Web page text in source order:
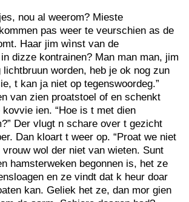
nou al weerom? Mieste
pas weer te veurschien as de
Haar jim wìnst van de
dizze kontrainen? Man man man, jim
worden, heb je ok nog zun
t kan ja niet op tegenswoordeg.”
van zien proatstoel of en schenkt
ien. “Hoe is t met dien
Der vlugt n schare over t gezicht
Dan kloart t weer op. “Proat we niet
wol der niet van wieten. Sunt
hamsterweken begonnen is, het ze
en ze vindt dat k heur doar
kan. Geliek het ze, dan mor gien